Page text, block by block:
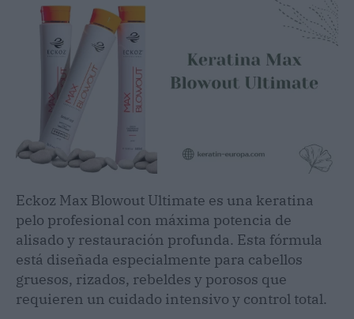
Eckoz Max Blowout Ultimate es una keratina
pelo profesional con máxima potencia de
alisado y restauración profunda. Esta fórmula
está diseñada especialmente para cabellos
gruesos, rizados, rebeldes y porosos que
requieren un cuidado intensivo y control total.